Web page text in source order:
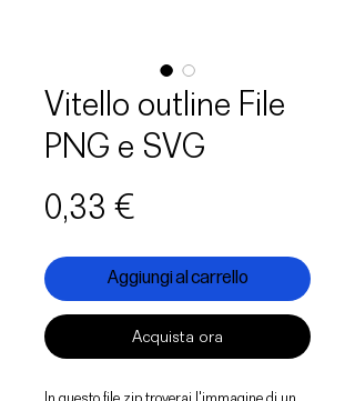
Vitello outline File
PNG e SVG
0,33 €
Aggiungi al carrello
Acquista ora